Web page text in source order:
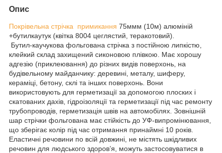
Опис
Покрівельна стрічка примикання 75ммм (10м) алюміній
+бутилкаутук (квітка 8004 цеглястий, теракотовий).
Бутил-каучукова фольгована стрічка з постійною липкістю,
клейкий склад захищений сиконовою плівкою. Має хорошу
адгезію (приклеювання) до різних видів поверхонь, на
будівельному майданчику: деревині, металу, шиферу,
кераміці, бетону, склі та інших поверхонь. Вони
використовують для герметизації за допомогою плоских і
скатованих дахів, гідроізоляції та герметизації під час ремонту
трубопроводів, герметизація швів на автомобілях. Зовнішній
шар стрічки фольгована має стійкість до УФ-випромінювання,
що зберігає колір під час отримання принаймні 10 років.
Еластичні речовини по всій довжині, не містять шкідливих
речовин для людського здоров’я, можуть застосовуватися в